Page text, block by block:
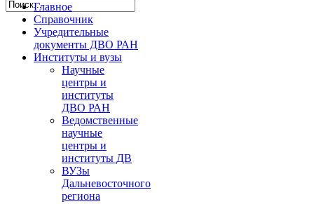
Главное
Справочник
Учредительные
документы ДВО РАН
Институты и вузы
Научные
центры и
институты
ДВО РАН
Ведомственные
научные
центры и
институты ДВ
ВУЗы
Дальневосточного
региона